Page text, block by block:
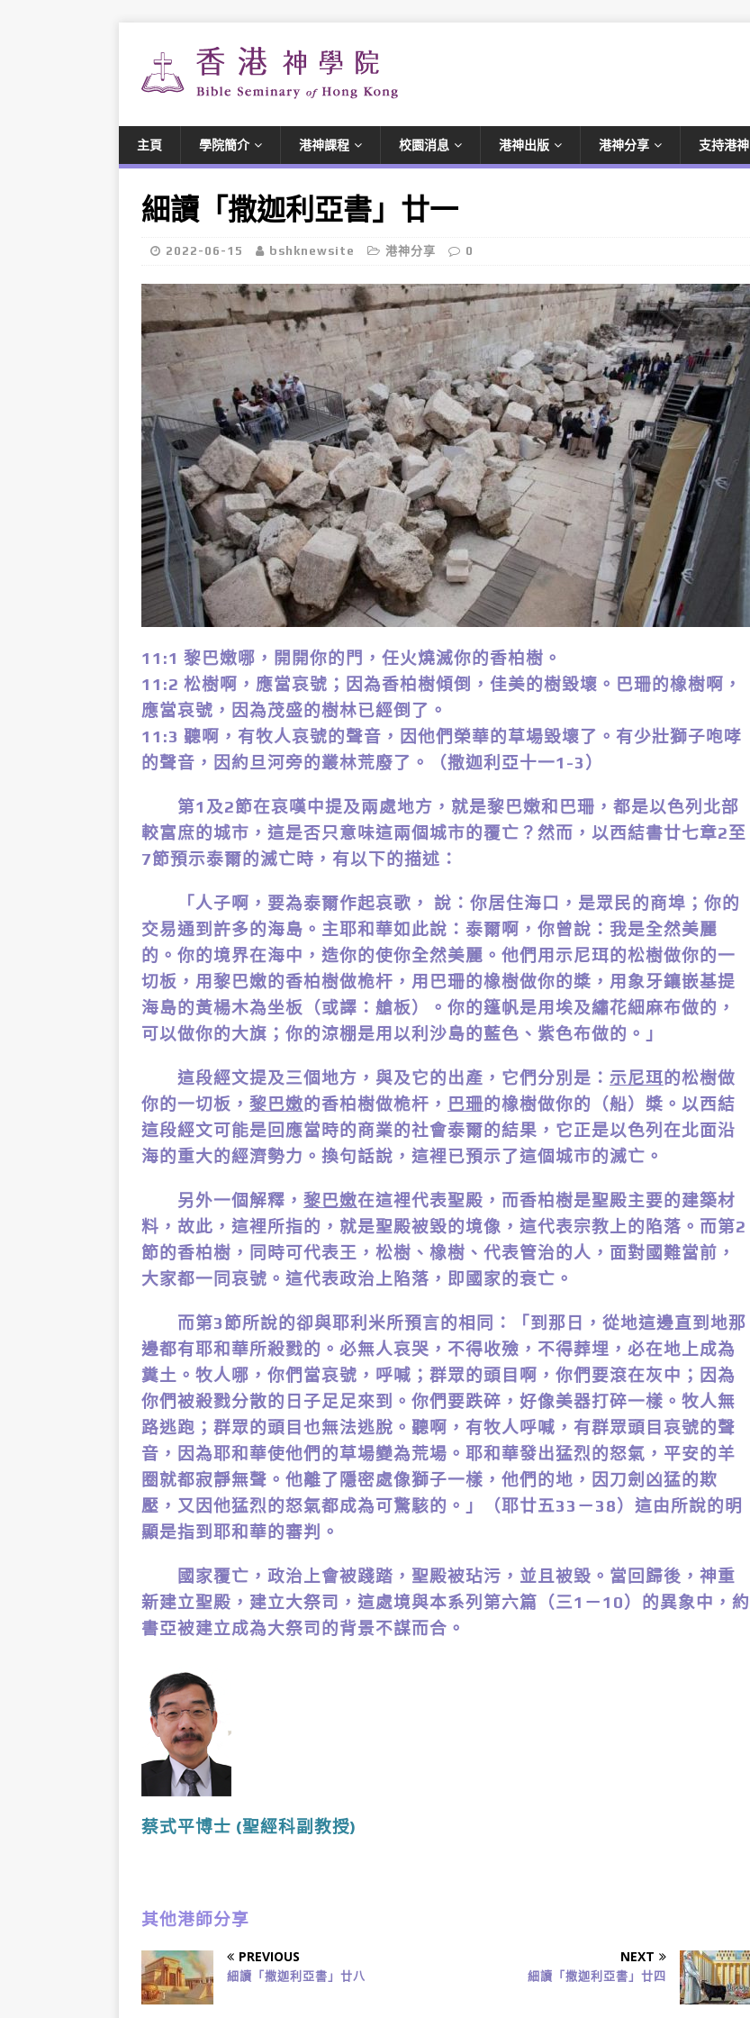
主頁 學院簡介 港神課程 校園消息 港神出版 港神分享 支持港神
細讀「撒迦利亞書」廿一
2022-06-15 bshknewsite 港神分享 0
11:1 黎巴嫩哪，開開你的門，任火燒滅你的香柏樹。
11:2 松樹啊，應當哀號；因為香柏樹傾倒，佳美的樹毀壞。巴珊的橡樹啊，
應當哀號，因為茂盛的樹林已經倒了。
11:3 聽啊，有牧人哀號的聲音，因他們榮華的草場毀壞了。有少壯獅子咆哮
的聲音，因約旦河旁的叢林荒廢了。（撒迦利亞十一1-3）
第1及2節在哀嘆中提及兩處地方，就是黎巴嫩和巴珊，都是以色列北部
較富庶的城市，這是否只意味這兩個城市的覆亡？然而，以西結書廿七章2至
7節預示泰爾的滅亡時，有以下的描述：
「人子啊，要為泰爾作起哀歌， 說：你居住海口，是眾民的商埠；你的
交易通到許多的海島。主耶和華如此說：泰爾啊，你曾說：我是全然美麗
的。你的境界在海中，造你的使你全然美麗。他們用示尼珥的松樹做你的一
切板，用黎巴嫩的香柏樹做桅杆，用巴珊的橡樹做你的槳，用象牙鑲嵌基提
海島的黃楊木為坐板（或譯：艙板）。你的篷帆是用埃及繡花細麻布做的，
可以做你的大旗；你的涼棚是用以利沙島的藍色、紫色布做的。」
這段經文提及三個地方，與及它的出產，它們分別是： 示尼珥的松樹做
你的一切板， 黎巴嫩的香柏樹做桅杆， 巴珊的橡樹做你的（船）槳。以西結
這段經文可能是回應當時的商業的社會泰爾的結果，它正是以色列在北面沿
海的重大的經濟勢力。換句話說，這裡已預示了這個城市的滅亡。
另外一個解釋， 黎巴嫩在這裡代表聖殿，而香柏樹是聖殿主要的建築材
料，故此，這裡所指的，就是聖殿被毀的境像，這代表宗教上的陷落。而第2
節的香柏樹，同時可代表王，松樹、橡樹、代表管治的人，面對國難當前，
大家都一同哀號。這代表政治上陷落，即國家的衰亡。
而第3節所說的卻與耶利米所預言的相同：「到那日，從地這邊直到地那
邊都有耶和華所殺戮的。必無人哀哭，不得收殮，不得葬埋，必在地上成為
糞土。牧人哪，你們當哀號，呼喊；群眾的頭目啊，你們要滾在灰中；因為
你們被殺戮分散的日子足足來到。你們要跌碎，好像美器打碎一樣。牧人無
路逃跑；群眾的頭目也無法逃脫。聽啊，有牧人呼喊，有群眾頭目哀號的聲
音，因為耶和華使他們的草場變為荒場。耶和華發出猛烈的怒氣，平安的羊
圈就都寂靜無聲。他離了隱密處像獅子一樣，他們的地，因刀劍凶猛的欺
壓，又因他猛烈的怒氣都成為可驚駭的。」（耶廿五33－38）這由所說的明
顯是指到耶和華的審判。
國家覆亡，政治上會被踐踏，聖殿被玷污，並且被毀。當回歸後，神重
新建立聖殿，建立大祭司，這處境與本系列第六篇（三1－10）的異象中，約
書亞被建立成為大祭司的背景不謀而合。
蔡式平博士 (聖經科副教授)
其他港師分享
PREVIOUS
細讀「撒迦利亞書」廿八
NEXT
細讀「撒迦利亞書」廿四